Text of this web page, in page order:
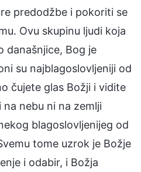
predodžbe i pokoriti se
Ovu skupinu ljudi koja
današnjice, Bog je
su najblagoslovljeniji od
čujete glas Božji i vidite
nebu ni na zemlji
blagoslovljenijeg od
tome uzrok je Božje
i odabir, i Božja